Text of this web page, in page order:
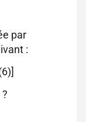
par
:
?